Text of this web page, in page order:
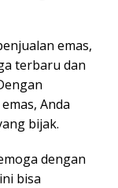
emas,
terbaru dan
Anda
bijak.
dengan
bisa